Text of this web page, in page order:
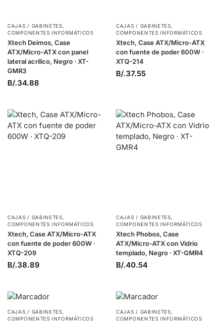
CAJAS / GABINETES,
COMPONENTES INFORMÁTICOS
Xtech Deimos, Case
ATX/Micro-ATX con panel
lateral acrílico, Negro · XT-
GMR3
B/.34.88
CAJAS / GABINETES,
COMPONENTES INFORMÁTICOS
Xtech, Case ATX/Micro-ATX
con fuente de poder 600W ·
XTQ-214
B/.37.55
CAJAS / GABINETES,
COMPONENTES INFORMÁTICOS
Xtech, Case ATX/Micro-ATX
con fuente de poder 600W ·
XTQ-209
B/.38.89
CAJAS / GABINETES,
COMPONENTES INFORMÁTICOS
Xtech Phobos, Case
ATX/Micro-ATX con Vidrio
templado, Negro · XT-GMR4
B/.40.54
CAJAS / GABINETES,
COMPONENTES INFORMÁTICOS
CAJAS / GABINETES,
COMPONENTES INFORMÁTICOS